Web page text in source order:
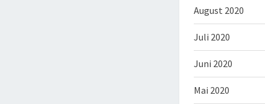
August 2020
Juli 2020
Juni 2020
Mai 2020